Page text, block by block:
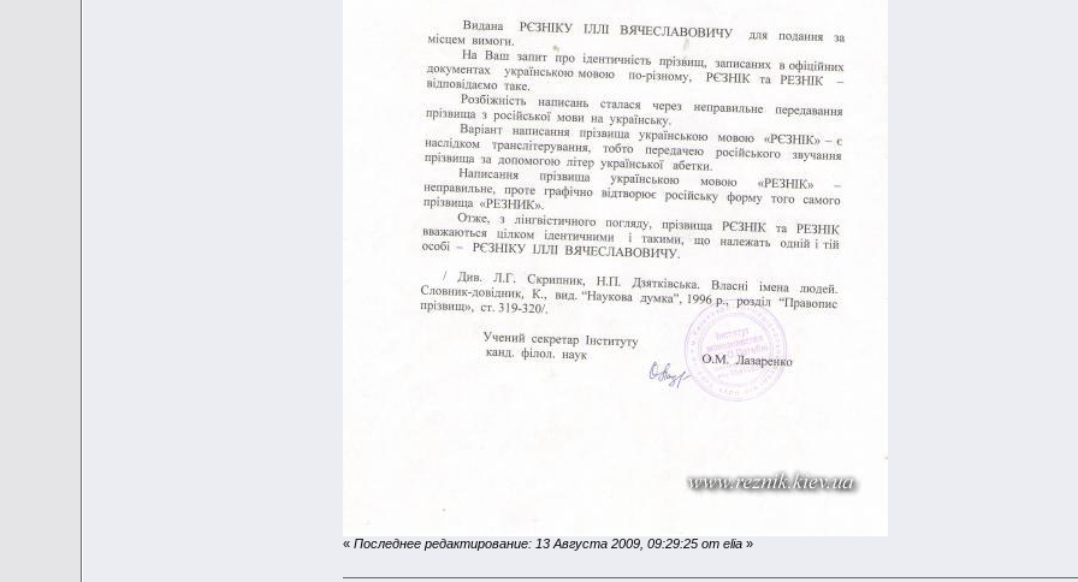
« Последнее редактирование: 13 Августа 2009, 09:29:25 от elia»